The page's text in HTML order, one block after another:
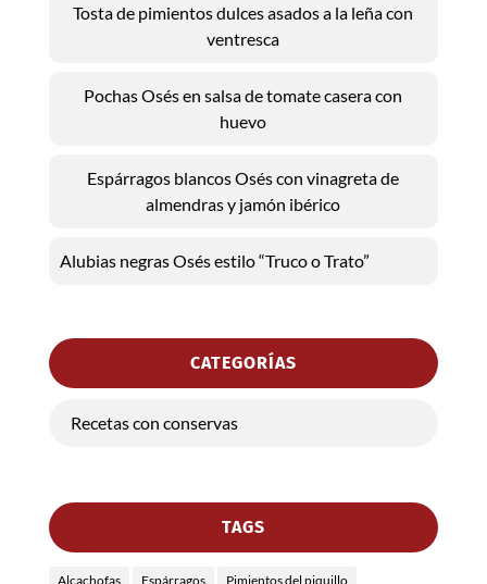
Tosta de pimientos dulces asados a la leña con
ventresca
Pochas Osés en salsa de tomate casera con
huevo
Espárragos blancos Osés con vinagreta de
almendras y jamón ibérico
Alubias negras Osés estilo “Truco o Trato”
CATEGORÍAS
Recetas con conservas
TAGS
Alcachofas Espárragos Pimientos del piquillo